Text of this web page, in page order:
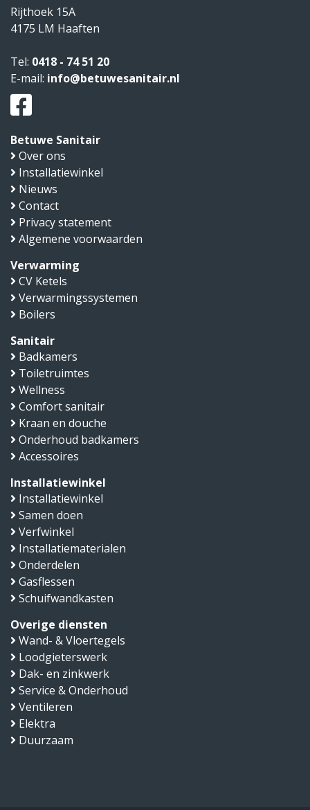
Rijthoek 15A
4175 LM Haaften
Tel: 0418 - 74 51 20
E-mail: info@betuwesanitair.nl
Betuwe Sanitair
Over ons
Installatiewinkel
Nieuws
Contact
Privacy statement
Algemene voorwaarden
Verwarming
CV Ketels
Verwarmingssystemen
Boilers
Sanitair
Badkamers
Toiletruimtes
Wellness
Comfort sanitair
Kraan en douche
Onderhoud badkamers
Accessoires
Installatiewinkel
Installatiewinkel
Samen doen
Verfwinkel
Installatiematerialen
Onderdelen
Gasflessen
Schuifwandkasten
Overige diensten
Wand- & Vloertegels
Loodgieterswerk
Dak- en zinkwerk
Service & Onderhoud
Ventileren
Elektra
Duurzaam